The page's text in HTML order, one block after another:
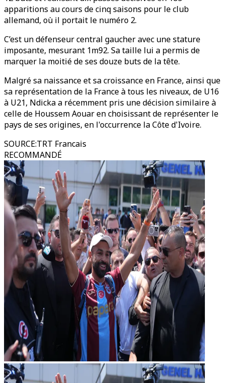
apparitions au cours de cinq saisons pour le club
allemand, où il portait le numéro 2.
C’est un défenseur central gaucher avec une stature
imposante, mesurant 1m92. Sa taille lui a permis de
marquer la moitié de ses douze buts de la tête.
Malgré sa naissance et sa croissance en France, ainsi que
sa représentation de la France à tous les niveaux, de U16
à U21, Ndicka a récemment pris une décision similaire à
celle de Houssem Aouar en choisissant de représenter le
pays de ses origines, en l'occurrence la Côte d'Ivoire.
SOURCE:TRT Francais
RECOMMANDÉ